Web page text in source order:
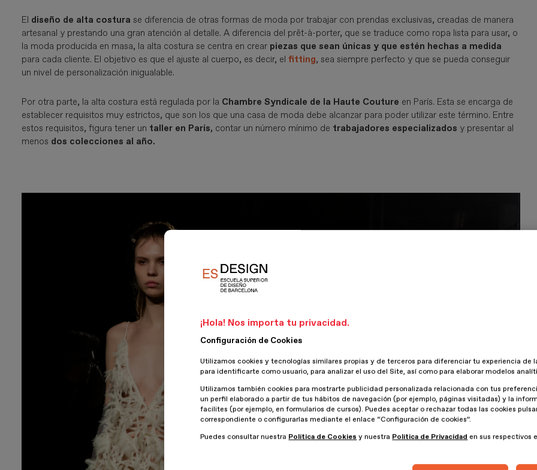
El diseño de alta costura se diferencia de otras formas de moda por trabajar con prendas exclusivas, creadas de manera
artesanal y prestando una gran atención al detalle. A diferencia del prêt-à-porter, que se traduce como ropa lista para usar, o
la moda producida en masa, la alta costura se centra en crear piezas que sean únicas y que estén hechas a medida
para cada cliente. El objetivo es que el ajuste al cuerpo, es decir, elfitting, sea siempre perfecto y que se pueda conseguir
un nivel de personalización inigualable.
Por otra parte, la alta costura está regulada por la Chambre Syndicale de la Haute Couture en París. Esta se encarga de
establecer requisitos muy estrictos, que son los que una casa de moda debe alcanzar para poder utilizar este término. Entre
estos requisitos, figura tener un taller en París, contar un número mínimo de trabajadores especializados y presentar al
menos dos colecciones al año.
¡Hola! Nos importa tu privacidad.
Configuración de Cookies
Utilizamos cookies y tecnologías similares propias y de terceros para diferenciar tu experiencia de
para identificarte como usuario, para analizar el uso del Site, así como para elaborar modelos
Utilizamos también cookies para mostrarte publicidad personalizada relacionada con tus
un perfil elaborado a partir de tus hábitos de navegación (por ejemplo, páginas visitadas) y la
facilites (por ejemplo, en formularios de cursos). Puedes aceptar o rechazar todas las cookies
correspondiente o configurarlas mediante el enlace “Configuración de cookies”.
Puedes consultar nuestra Política de Cookies y nuestra Política de Privacidad en sus respectivos